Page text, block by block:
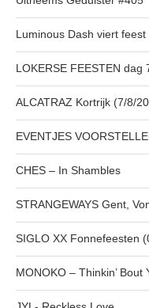
Luminous Dash viert
LOKERSE FEESTEN dag
ALCATRAZ Kortrijk (7/8/
EVENTJES
CHES – In Shambles
STRANGEWAYS Gent,
SIGLO XX Fonnefeesten
MONOKO – Thinkin’ Bout